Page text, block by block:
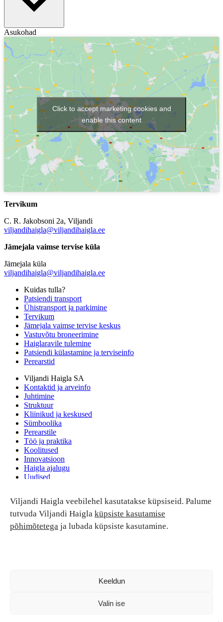
Viljandi Haigla veebilehel kasutatakse küpsiseid. Palume
tutvuda Viljandi Haigla küpsiste kasutamise
põhimõtetega ja lubada küpsiste kasutamine.
Keeldun
Valin ise
Asukohad
Click to accept marketing cookies and
enable this content
Tervikum
C. R. Jakobsoni 2a, Viljandi
viljandihaigla@viljandihaigla.ee
Jämejala vaimse tervise küla
Jämejala küla
viljandihaigla@viljandihaigla.ee
Kuidas tulla?
Patsiendi transport
Ühistransport ja parkimine
Tervikum
Jämejala vaimse tervise keskus
Vastuvõtu broneerimine
Haiglaravile tulemine
Patsiendi külastamine ja terviseinfo
Perearstid
Viljandi Haigla SA
Kontaktid ja arveinfo
Juhtimine
Struktuur
Kliinikud ja keskused
Sümboolika
Perearstile
Töö ja praktika
Koolitused
Innovatsioon
Haigla ajalugu
Uudised
Patsiendi turvalisus ja õigused
Patsiendi õigused ja kohustused
Patsiendiohutus
Patsientide nõukoda